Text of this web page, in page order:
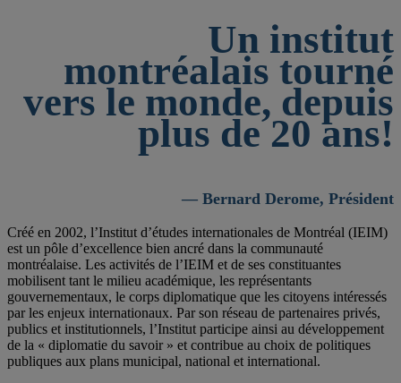
Un institut
montréalais tourné
vers le monde, depuis
plus de 20 ans!
— Bernard Derome, Président
Créé en 2002, l’Institut d’études internationales de Montréal (IEIM)
est un pôle d’excellence bien ancré dans la communauté
montréalaise. Les activités de l’IEIM et de ses constituantes
mobilisent tant le milieu académique, les représentants
gouvernementaux, le corps diplomatique que les citoyens intéressés
par les enjeux internationaux. Par son réseau de partenaires privés,
publics et institutionnels, l’Institut participe ainsi au développement
de la « diplomatie du savoir » et contribue au choix de politiques
publiques aux plans municipal, national et international.